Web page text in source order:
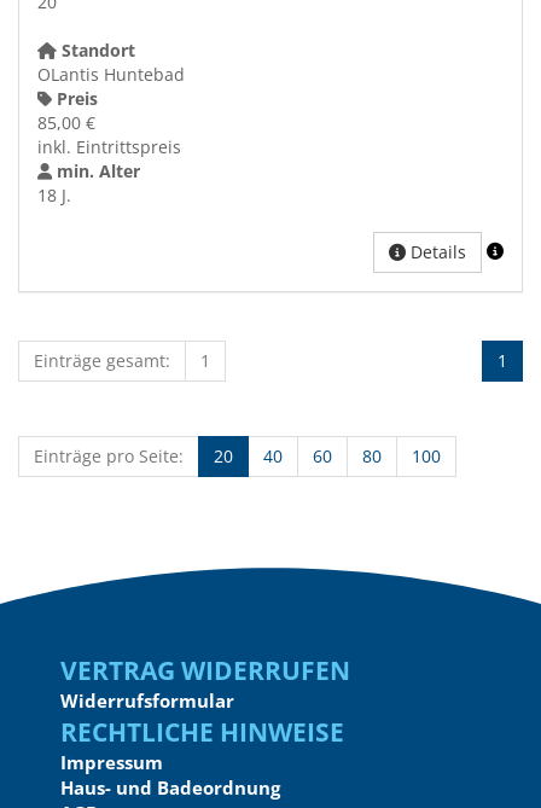
Standort
OLantis Huntebad
Preis
85,00 €
inkl. Eintrittspreis
min. Alter
18 J.
Details
1
Einträge gesamt: 1
Einträge pro Seite: 20 40 60 80 100
Vertrag widerrufen
Widerrufsformular
Rechtliche Hinweise
Impressum
Haus- und Badeordnung